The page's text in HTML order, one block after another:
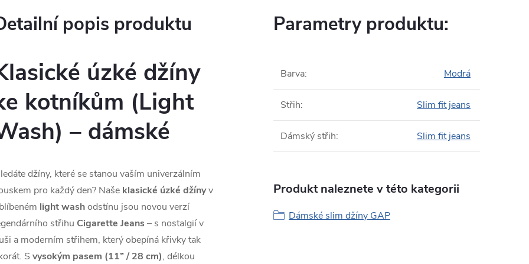
popis produktu
úzké džíny
kotníkům (Light
– dámské
džíny, které se stanou vaším univerzálním
pro každý den? Naše klasické úzké džínyv
light washodstínu jsou novou verzí
střihu Cigarette Jeans – s nostalgií v
a moderním střihem, který obepíná křivky tak
S vysokým pasem (11” / 28 cm), délkou
Parametry produktu:
Barva: Modrá
Střih: Slim fit jeans
Dámský střih: Slim fit jeans
Produkt naleznete v této kategorii
Dámské slim džíny GAP